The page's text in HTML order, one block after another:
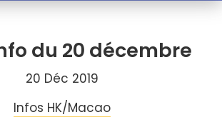
du 20 décembre
20 Déc 2019
Infos HK/Macao